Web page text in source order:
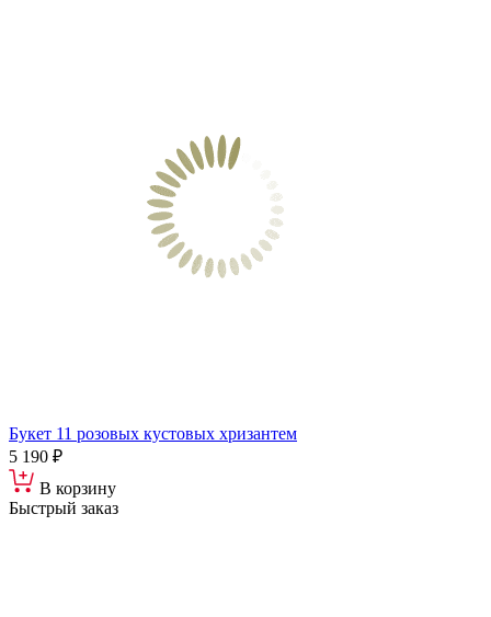
Букет 11 розовых кустовых хризантем
5 190 ₽
В корзину
Быстрый заказ